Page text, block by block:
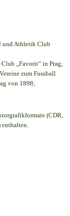
und Athletik Club
„Favorit“ in Prag;
zum Fussball
von 1898;
(CDR,